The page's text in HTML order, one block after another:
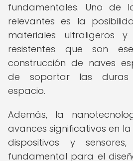
fundamentales. Uno de
relevantes es la
materiales ultraligeros y
resistentes que son
construcción de naves
de soportar las duras
espacio.
Además, la
avances significativos en
dispositivos y
fundamental para el